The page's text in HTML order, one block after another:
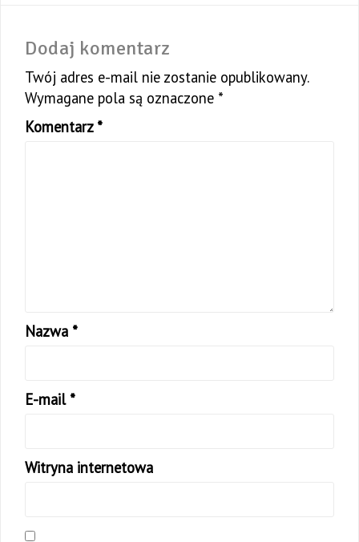
Dodaj komentarz
Twój adres e-mail nie zostanie opublikowany.
Wymagane pola są oznaczone *
Komentarz *
Nazwa *
E-mail *
Witryna internetowa